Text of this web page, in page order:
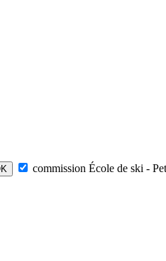
commission École de ski -